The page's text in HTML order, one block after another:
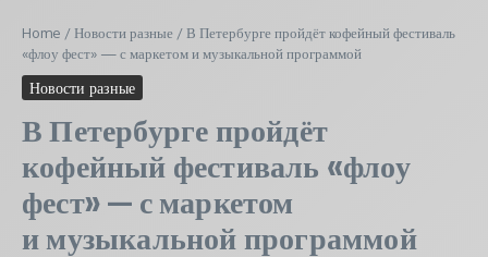
Home /Новости разные /В Петербурге пройдёт кофейный фестиваль
«флоу фест» — с маркетом и музыкальной программой
Новости разные
В Петербурге пройдёт
кофейный фестиваль «флоу
фест» — с маркетом
и музыкальной программой